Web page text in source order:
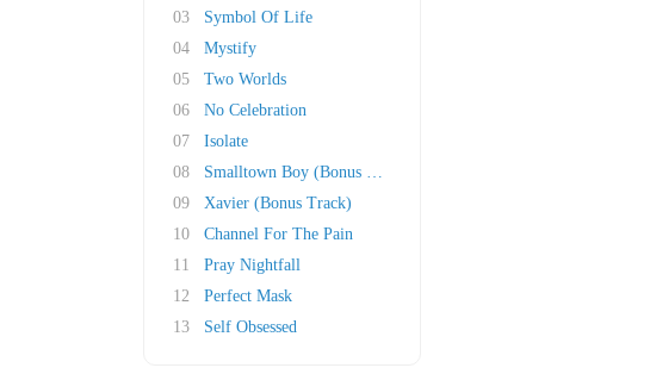
03
Symbol Of Life
04
Mystify
05
Two Worlds
06
No Celebration
07
Isolate
08
Smalltown Boy (Bonus Track)
09
Xavier (Bonus Track)
10
Channel For The Pain
11
Pray Nightfall
12
Perfect Mask
13
Self Obsessed